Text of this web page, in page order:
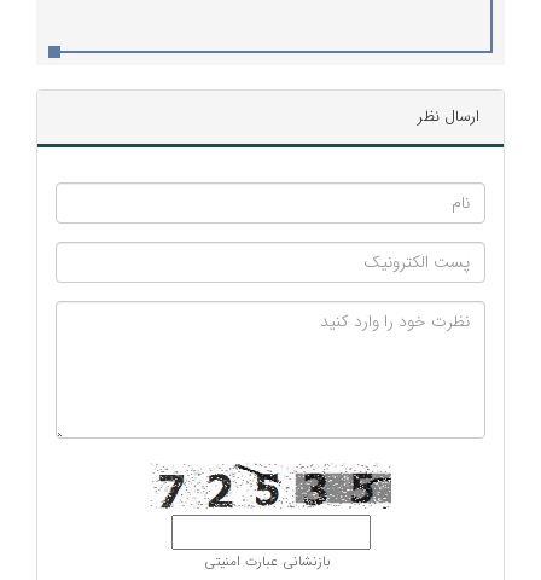
ارسال نظر
بازنشانی عبارت امنیتی